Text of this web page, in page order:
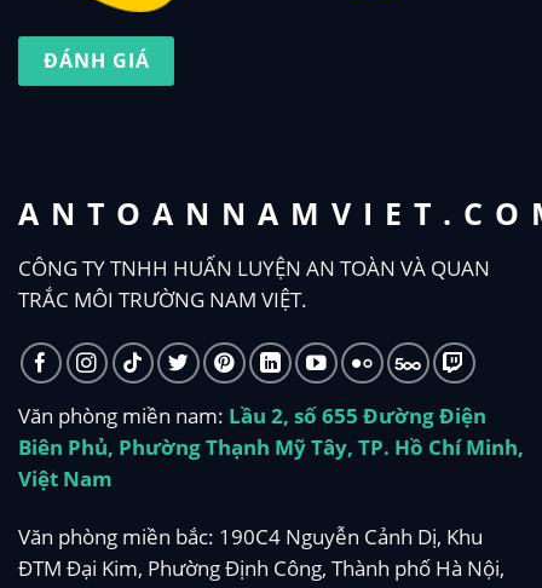
CÔNG TY TNHH HUẤN LUYỆN AN TOÀN VÀ QUAN
TRẮC MÔI TRƯỜNG NAM VIỆT.
Văn phòng miền nam: Lầu 2, số 655 Đường Điện
Biên Phủ, Phường Thạnh Mỹ Tây, TP. Hồ Chí Minh,
Việt Nam
Văn phòng miền bắc: 190C4 Nguyễn Cảnh Dị, Khu
ĐTM Đại Kim, Phường Định Công, Thành phố Hà Nội,
ĐÁNH GIÁ